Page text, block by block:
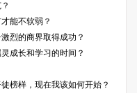
能不软弱？
烈的商界取得成功？
成长和学习的时间？
榜样，现在我该如何开始？